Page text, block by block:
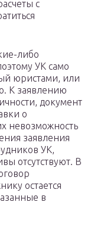
с
либо
УК само
юристами, или
К заявлению
документ
о
невозможность
заявления
УК,
отсутствуют. В
остается
в